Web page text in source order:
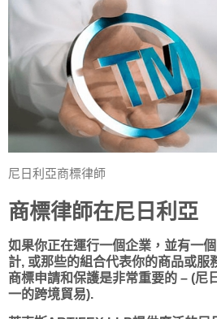
尼日利亞商標律師
商標律師在尼日利亞
如果你正在運行一個企業，並有一
計, 或那些的組合代表你的商品或服
商標申請和保護是非常重要的 – (尼
一的跨境貿易).